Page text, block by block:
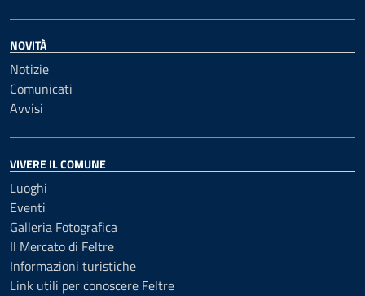
NOVITÀ
Notizie
Comunicati
Avvisi
VIVERE IL COMUNE
Luoghi
Eventi
Galleria Fotografica
Il Mercato di Feltre
Informazioni turistiche
Link utili per conoscere Feltre